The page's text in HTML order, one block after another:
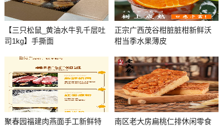
【三只松鼠_黄油水牛乳千层吐
司1kg】手撕面
正宗广西茂谷柑脏脏柑新鲜沃
柑当季水果薄皮
聚春园福建肉燕面手工新鲜特
南区老大房扁桃仁排休闲零食